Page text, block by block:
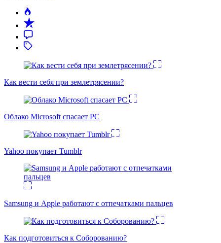
Как вести себя при землетрясении?
Облако Microsoft спасает PC
Yahoo покупает Tumblr
Samsung и Apple работают с отпечатками пальцев
Как подготовиться к Соборованию?